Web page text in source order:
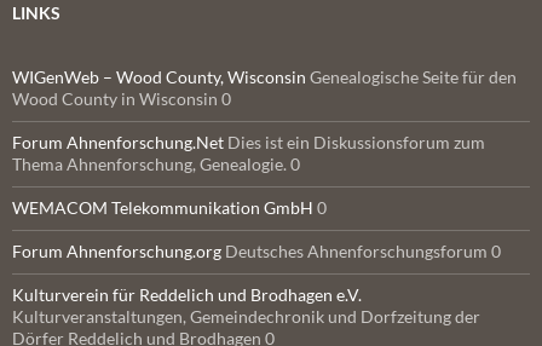
LINKS
WIGenWeb – Wood County, Wisconsin Genealogische Seite für den
Wood County in Wisconsin 0
Forum Ahnenforschung.Net Dies ist ein Diskussionsforum zum
Thema Ahnenforschung, Genealogie. 0
WEMACOM Telekommunikation GmbH 0
Forum Ahnenforschung.org Deutsches Ahnenforschungsforum 0
Kulturverein für Reddelich und Brodhagen e.V.
Kulturveranstaltungen, Gemeindechronik und Dorfzeitung der
Dörfer Reddelich und Brodhagen 0